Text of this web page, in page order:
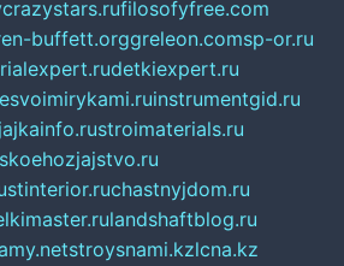
filosofyfree.com
buffett.orggreleon.comsp-or.ru
detkiexpert.ru
instrumentgid.ru
stroimaterials.ru
chastnyjdom.ru
landshaftblog.ru
stroysnami.kzlcna.kz